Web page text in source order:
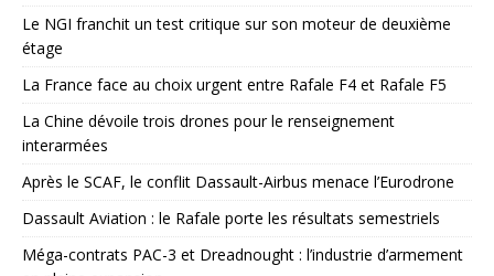
Le NGI franchit un test critique sur son moteur de deuxième
étage
La France face au choix urgent entre Rafale F4 et Rafale F5
La Chine dévoile trois drones pour le renseignement
interarmées
Après le SCAF, le conflit Dassault-Airbus menace l’Eurodrone
Dassault Aviation : le Rafale porte les résultats semestriels
Méga-contrats PAC-3 et Dreadnought : l’industrie d’armement